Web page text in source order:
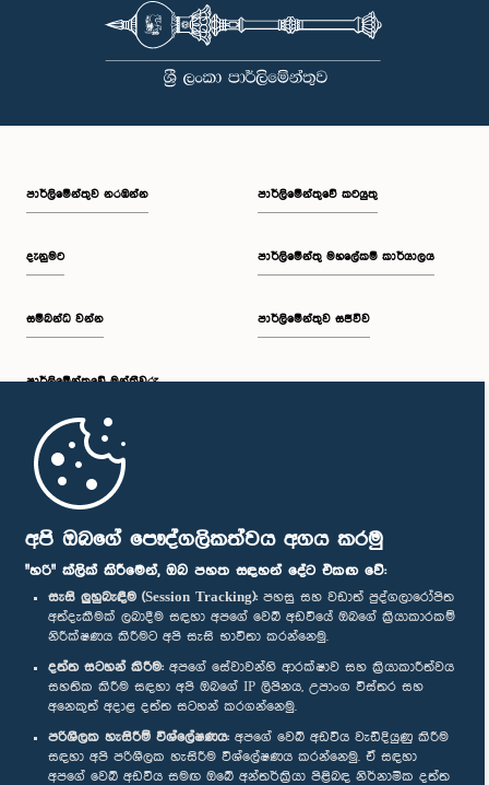
අපි ඔබගේ පෞද්ගලිකත්වය අගය කරමු
"හරි" ක්ලික් කිරීමෙන්, ඔබ පහත සඳහන් දේට එකඟ වේ:
සැසි ලුහුබැඳීම (Session Tracking): පහසු සහ වඩාත් පුද්ගලාරෝපිත
අත්දැකීමක් ලබාදීම සඳහා අපගේ වෙබ් අඩවියේ ඔබගේ ක්‍රියාකාරකම්
නිරීක්ෂණය කිරීමට අපි සැසි භාවිතා කරන්නෙමු.
දත්ත සටහන් කිරීම: අපගේ සේවාවන්හි ආරක්ෂාව සහ ක්‍රියාකාරීත්වය
සහතික කිරීම සඳහා අපි ඔබගේ IP ලිපිනය, උපාංග විස්තර සහ
අනෙකුත් අදාළ දත්ත සටහන් කරගන්නෙමු.
පරිශීලක හැසිරීම් විශ්ලේෂණය: අපගේ වෙබ් අඩවිය වැඩිදියුණු කිරීම
සඳහා අපි පරිශීලක හැසිරීම විශ්ලේෂණය කරන්නෙමු. ඒ සඳහා
අපගේ වෙබ් අඩවිය සමඟ ඔබේ අන්තර්ක්‍රියා පිළිබඳ නිර්නාමික දත්ත
පාර්ලි‌මේන්තුව නරඹන්න
දැනුමට
සම්බන්ධ වන්න
පාර්ලි‌මේන්තුවේ මන්ත්‍රීවරු
මුල් පිටුව
පාර්ලිමේන්තුවේ කටයුතු
පාර්ලිමේන්තු මහලේකම් කාර්යාලය
පාර්ලිමේන්තුව සජීවීව
පාර්ලිමේන්තු ජංගම යෙදුම
අප හා සම්බන්ධ වී සිටින්න :
සම්මාන